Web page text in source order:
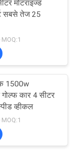
मोटराइज्ड
सबसे तेज 25
1500w
कार 4 सीटर
व्हीकल